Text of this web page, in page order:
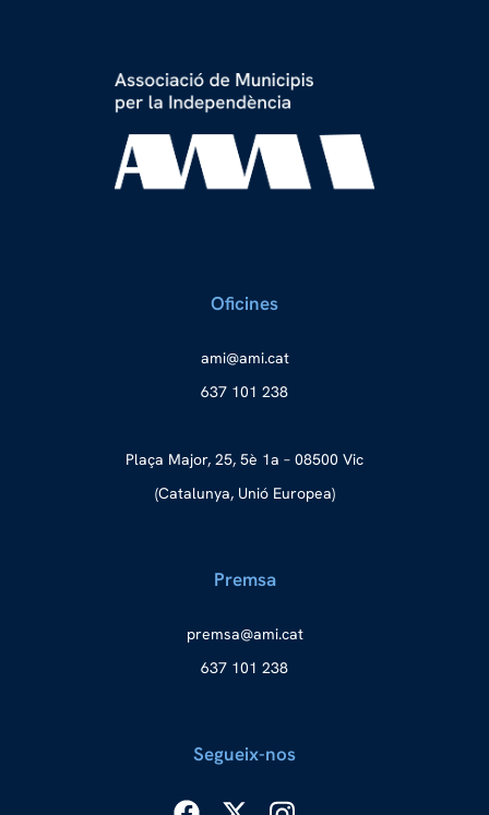
Oficines
tac.i
ma@im
a
637 101 238
Plaça Major, 25, 5è 1a – 08500 Vic
(Catalunya, Unió Europea)
Premsa
tac.i
ma@as
merp
637 101 238
Segueix-nos